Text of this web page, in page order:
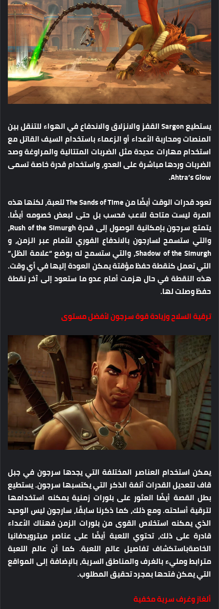
يستطيع Sargon القفز والانزلاق والاندفاع في الهواء للتنقل بين
المنصات ومحاربة الأعداء أو الزعماء باستخدام السيف القاتل مع
استخدام مهارات عديدة مثل الضربات المتتالية والمراوغة وصد
الضربات وردها مباشرة على العدو، واستخدام قدرة خاصة تسمى
Ahtra’s Glow.
تعود قدرات الوقت أيضًا من The Sands of Time للعبة، لكنها هذه
المرة ليست متاحة للاعب فحسب بل حتى لبعض خصومه أيضًا.
يتمتع سرجون بإمكانية الوصول إلى قدرة Rush of the Simurgh،
والتي ستسمح لسارجون بالاندفاع الفوري للأمام عبر الزمن، و
Shadow of the Simurgh، والتي ستسمح له بوضع “علامة الظل”
التي تعمل كنقطة حفظ مؤقتة يمكن العودة إليها في أي وقت.
هذه النقطة في حال هزمت أمام عدو ما ستعود إلى آخر نقطة
حفظ وصلت لها.
ترقية السلاح وزيادة قوة سرجون لأفضل مستوى
يمكن استخدام العناصر المختلفة التي يجدها سرجون في جبل
قاف لتعديل القدرات آنفة الذكر التي يكتسبها سرجون. يستطيع
بطل القصة أيضًا العثور على بلورات زمنية يمكنه استخدامها
لترقية أسلحته. ومع ذلك، كما ذكرنا سابقًا، سارجون ليس الوحيد
الذي يمكنه استخلاص القوى من بلورات الزمن فهناك الأعداء
قادرة على ذلك، تحتوي اللعبة أيضًا على عناصر ميترويدفانيا
الخاصةباستكشاف تفاصيل عالم اللعبة. كما أن عالم اللعبة
مترابط ومليء بالغرف والمناطق السرية، بالإضافة إلى المواقع
التي يمكن فتحها بمجرد تحقيق المطلوب.
ألغاز وغرف سرية مخفية